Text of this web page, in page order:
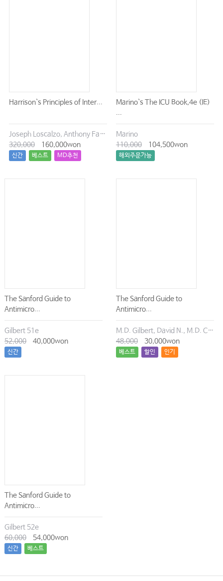
Harrison`s Principles of Inter...
Joseph Loscalzo, Anthony Fauci, Dennis Kasper, Stephen Hauser, Dan Longo, J. Larry Jameson
320,000
160,000won
신간 베스트 MD추천
Marino`s The ICU Book,4e (IE)
...
Marino
110,000
104,500won
해외주문가능
The Sanford Guide to
Antimicro...
Gilbert 51e
52,000
40,000won
신간
The Sanford Guide to
Antimicro...
M.D. Gilbert, David N., M.D. Chambers, Henry F., M.D. Eliopoulos, George M., M.D. Saag, Michael S., M.D. Pavia, Andrew T.
48,000
30,000won
베스트 할인 인기
The Sanford Guide to
Antimicro...
Gilbert 52e
60,000
54,000won
신간 베스트